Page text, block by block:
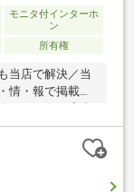
モニタ付インターホ
ン
所有権
当店で解決／当
情・報で掲載！
屋」停まで徒歩
が良いL字キッ
ックすると、詳
＝＝＝＝＝＝＝